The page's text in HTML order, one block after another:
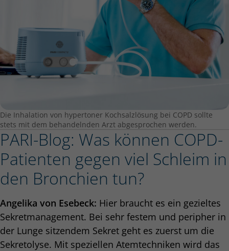
Die Inhalation von hypertoner Kochsalzlösung bei COPD sollte
stets mit dem behandelnden Arzt abgesprochen werden.
PARI-Blog: Was können COPD-
Patienten gegen viel Schleim in
den Bronchien tun?
Angelika von Esebeck: Hier braucht es ein gezieltes
Sekretmanagement. Bei sehr festem und peripher in
der Lunge sitzendem Sekret geht es zuerst um die
Sekretolyse. Mit speziellen Atemtechniken wird das